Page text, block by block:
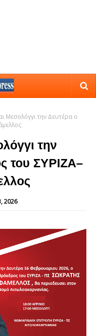
Μεσολόγγι την Δευτέρα ο
την
του ΣΥΡΙΖΑ–
2026